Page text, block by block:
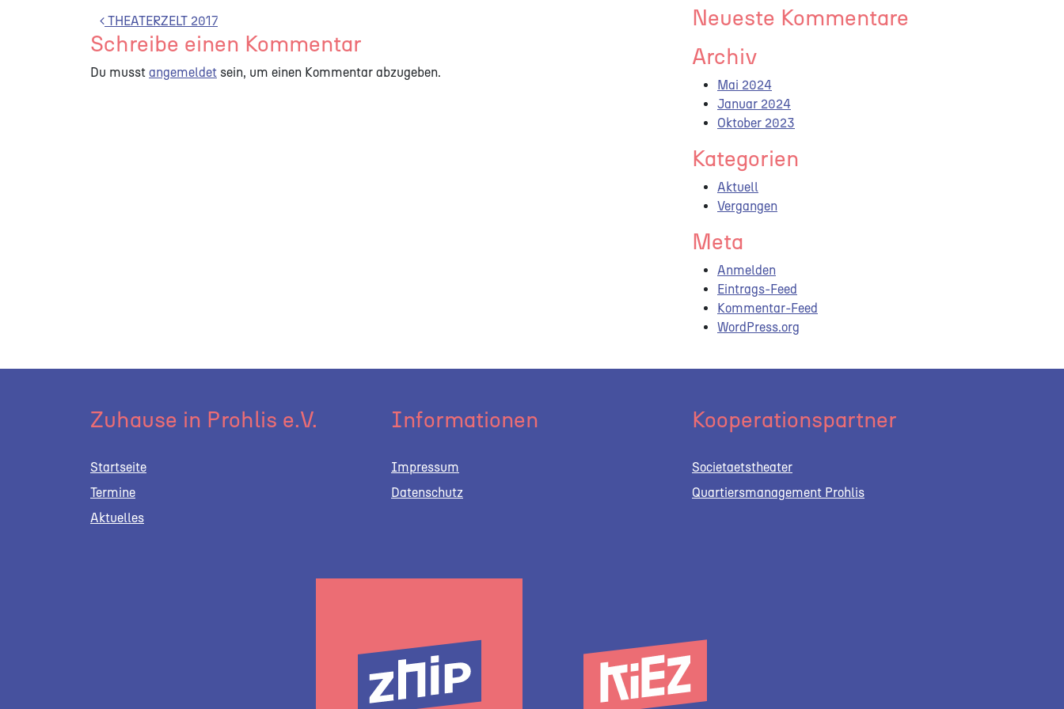
Beitrags-Navigation
THEATERZELT 2017
Schreibe einen Kommentar
Du musst angemeldet sein, um einen Kommentar abzugeben.
Neueste Kommentare
Archiv
Mai 2024
Januar 2024
Oktober 2023
Kategorien
Aktuell
Vergangen
Meta
Anmelden
Eintrags-Feed
Kommentar-Feed
WordPress.org
Zuhause in Prohlis e.V.
Startseite
Termine
Aktuelles
Informationen
Impressum
Datenschutz
Kooperationspartner
Societaetstheater
Quartiersmanagement Prohlis